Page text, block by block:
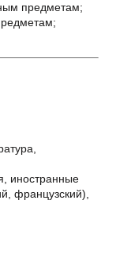
предметам;
иностранные
французский),